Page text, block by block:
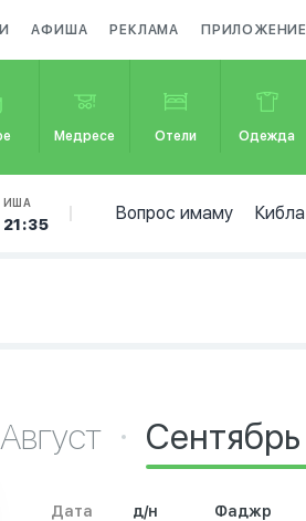
АФИША РЕКЛАМА ПРИЛОЖЕНИЕ
Медресе Отели Одежда
ИША
21:35
Вопрос имаму Кибла
Август Сентябрь
Дата д/н Фаджр